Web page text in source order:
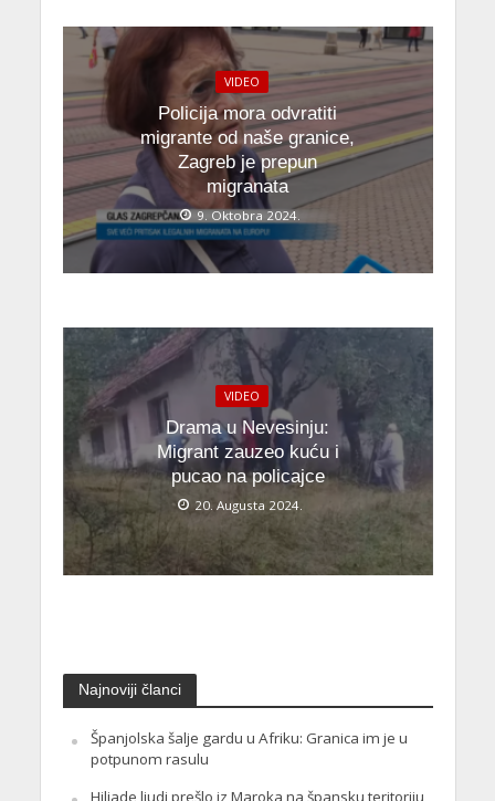
VIDEO
Policija mora odvratiti
migrante od naše granice,
Zagreb je prepun
migranata
9. Oktobra 2024.
VIDEO
Drama u Nevesinju:
Migrant zauzeo kuću i
pucao na policajce
20. Augusta 2024.
Najnoviji članci
Španjolska šalje gardu u Afriku: Granica im je u
potpunom rasulu
Hiljade ljudi prešlo iz Maroka na špansku teritoriju,